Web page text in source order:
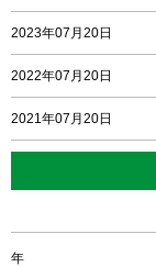
2023年07月20日
2022年07月20日
2021年07月20日
年